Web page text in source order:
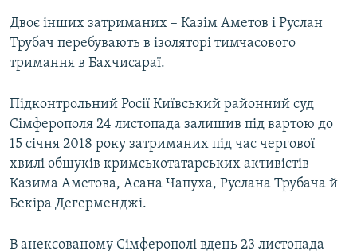
Двоє інших затриманих – Казім Аметов і Руслан
Трубач перебувають в ізоляторі тимчасового
тримання в Бахчисараї.
Підконтрольний Росії Київський районний суд
Сімферополя 24 листопада залишив під вартою до
15 січня 2018 року затриманих під час чергової
хвилі обшуків кримськотатарських активістів –
Казима Аметова, Асана Чапуха, Руслана Трубача й
Бекіра Дегерменджі.
В анексованому Сімферополі вдень 23 листопада